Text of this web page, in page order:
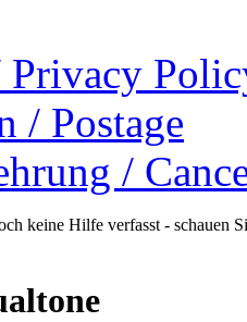
Privacy
/ Postage
/
keine Hilfe verfasst - schauen